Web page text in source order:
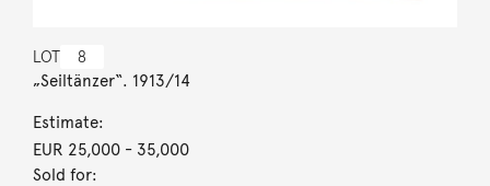
LOT 8
„Seiltänzer“. 1913/14
Estimate:
EUR 25,000- 35,000
Sold for: